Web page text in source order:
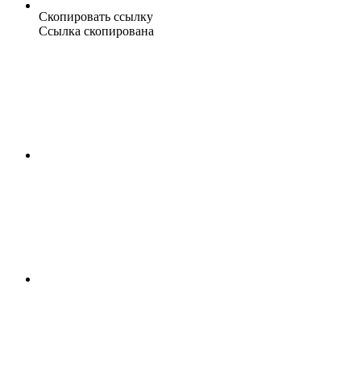
Скопировать ссылку
Ссылка скопирована